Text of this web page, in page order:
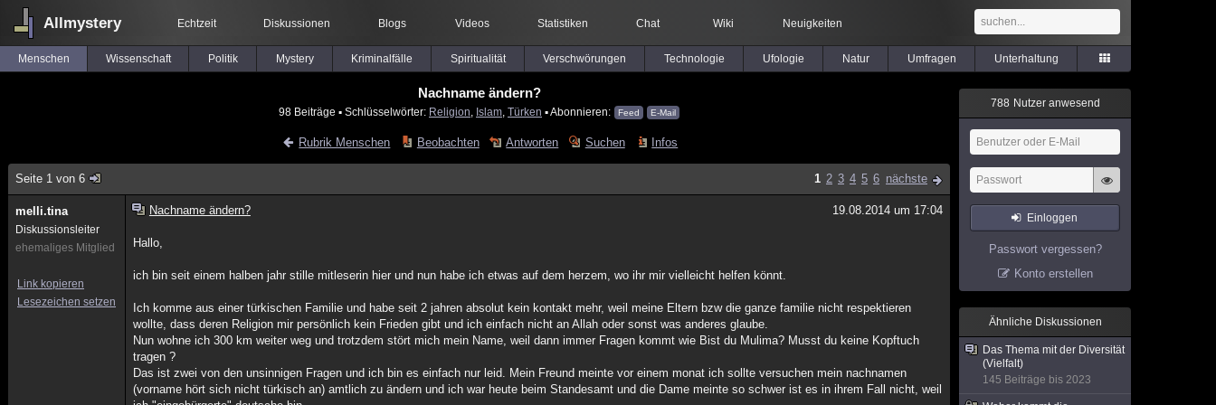
Allmystery Echtzeit Diskussionen Blogs Videos Statistiken Chat Wiki Neuigkeiten
Menschen Wissenschaft Politik Mystery Kriminalfälle Spiritualität Verschwörungen Technologie Ufologie Natur Umfragen Unterhaltung
Nachname ändern?
98 Beiträge ▪ Schlüsselwörter: Religion Islam Türken ▪ Abonnieren: Feed E-Mail
Rubrik Menschen Beobachten Antworten Suchen Infos
Seite 1 von 6 1 2 3 4 5 6 nächste
melli.tina
Diskussionsleiter
ehemaliges Mitglied
Link kopieren
Lesezeichen setzen
Nachname ändern? 19.08.2014 um 17:04
Hallo,
ich bin seit einem halben jahr stille mitleserin hier und nun habe ich etwas auf dem herzem, wo ihr mir vielleicht helfen könnt.
Ich komme aus einer türkischen Familie und habe seit 2 jahren absolut kein kontakt mehr, weil meine Eltern bzw die ganze familie nicht respektieren
wollte, dass deren Religion mir persönlich kein Frieden gibt und ich einfach nicht an Allah oder sonst was anderes glaube.
Nun wohne ich 300 km weiter weg und trotzdem stört mich mein Name, weil dann immer Fragen kommt wie Bist du Mulima? Musst du keine Kopftuch
tragen ?
Das ist zwei von den unsinnigen Fragen und ich bin es einfach nur leid. Mein Freund meinte vor einem monat ich sollte versuchen mein nachnamen
(vorname hört sich nicht türkisch an) amtlich zu ändern und ich war heute beim Standesamt und die Dame meinte so schwer ist es in ihrem Fall nicht, weil
788 Nutzer anwesend
Einloggen
Passwort vergessen?
Konto erstellen
Ähnliche Diskussionen
Das Thema mit der Diversität
(Vielfalt)
145 Beiträge bis 2023